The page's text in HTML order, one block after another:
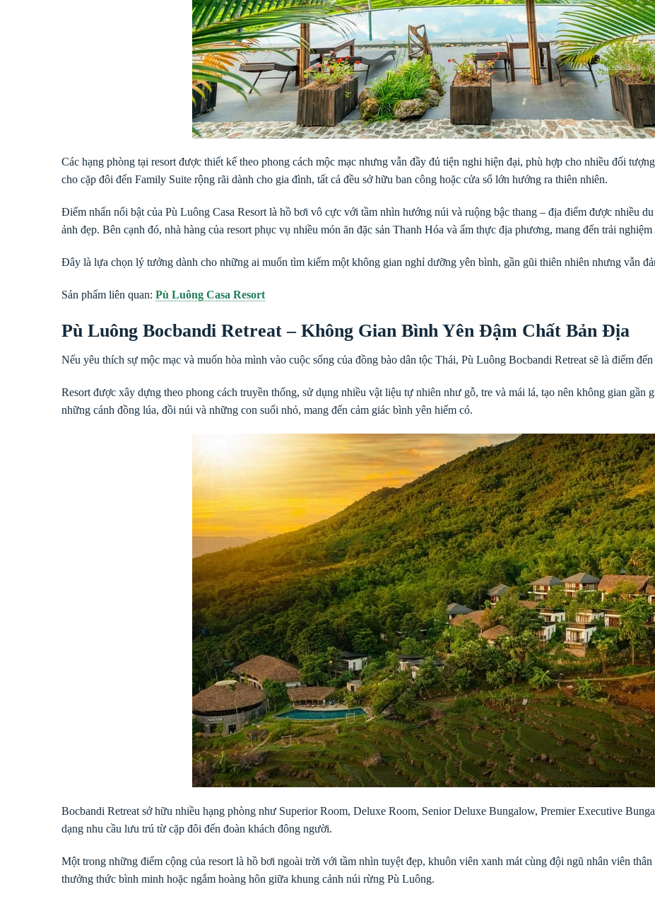
Các hạng phòng tại resort được thiết kế theo phong cách mộc mạc nhưng vẫn đầy đủ tiện nghi hiện đại, phù hợp cho nhiều đối
cho cặp đôi đến Family Suite rộng rãi dành cho gia đình, tất cả đều sở hữu ban công hoặc cửa sổ lớn hướng ra thiên nhiên.
Điểm nhấn nổi bật của Pù Luông Casa Resort là hồ bơi vô cực với tầm nhìn hướng núi và ruộng bậc thang – địa điểm được nhiều
ảnh đẹp. Bên cạnh đó, nhà hàng của resort phục vụ nhiều món ăn đặc sản Thanh Hóa và ẩm thực địa phương, mang đến trải
Đây là lựa chọn lý tưởng dành cho những ai muốn tìm kiếm một không gian nghỉ dưỡng yên bình, gần gũi thiên nhiên nhưng vẫn
Sản phẩm liên quan: Pù Luông Casa Resort
Pù Luông Bocbandi Retreat – Không Gian Bình Yên Đậm Chất Bản Địa
Nếu yêu thích sự mộc mạc và muốn hòa mình vào cuộc sống của đồng bào dân tộc Thái, Pù Luông Bocbandi Retreat sẽ là điểm
Resort được xây dựng theo phong cách truyền thống, sử dụng nhiều vật liệu tự nhiên như gỗ, tre và mái lá, tạo nên không gian gần
những cánh đồng lúa, đồi núi và những con suối nhỏ, mang đến cảm giác bình yên hiếm có.
Bocbandi Retreat sở hữu nhiều hạng phòng như Superior Room, Deluxe Room, Senior Deluxe Bungalow, Premier Executive
dạng nhu cầu lưu trú từ cặp đôi đến đoàn khách đông người.
Một trong những điểm cộng của resort là hồ bơi ngoài trời với tầm nhìn tuyệt đẹp, khuôn viên xanh mát cùng đội ngũ nhân viên
thưởng thức bình minh hoặc ngắm hoàng hôn giữa khung cảnh núi rừng Pù Luông.